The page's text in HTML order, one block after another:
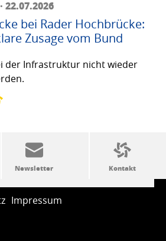
bei Rader Hochbrücke:
Zusage vom Bund
der Infrastruktur nicht wieder
Z
Impressum